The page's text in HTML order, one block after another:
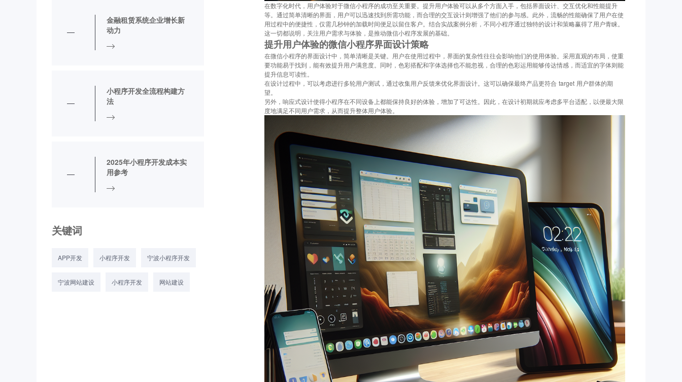
金融租赁系统企业增长新
动力
小程序开发全流程构建方
法
2025年小程序开发成本实
用参考
关键词
APP开发 小程序开发 宁波小程序开发
宁波网站建设 小程序开发 网站建设
在数字化时代，用户体验对于微信小程序的成功至关重要。提升用户体验可以从多个方面入手，包括界面设计、交互优化和性能提升
等。通过简单清晰的界面，用户可以迅速找到所需功能，而合理的交互设计则增强了他们的参与感。此外，流畅的性能确保了用户在使
用过程中的便捷性，仅需几秒钟的加载时间便足以留住客户。结合实战案例分析，不同小程序通过独特的设计和策略赢得了用户青睐。
这一切都说明，关注用户需求与体验，是推动微信小程序发展的基础。
提升用户体验的微信小程序界面设计策略
在微信小程序的界面设计中，简单清晰是关键。用户在使用过程中，界面的复杂性往往会影响他们的使用体验。采用直观的布局，使重
要功能易于找到，能有效提升用户满意度。同时，色彩搭配和字体选择也不能忽视，合理的色彩运用能够传达情感，而适宜的字体则能
提升信息可读性。
在设计过程中，可以考虑进行多轮用户测试，通过收集用户反馈来优化界面设计。这可以确保最终产品更符合 target 用户群体的期
望。
另外，响应式设计使得小程序在不同设备上都能保持良好的体验，增加了可达性。因此，在设计初期就应考虑多平台适配，以便最大限
度地满足不同用户需求，从而提升整体用户体验。